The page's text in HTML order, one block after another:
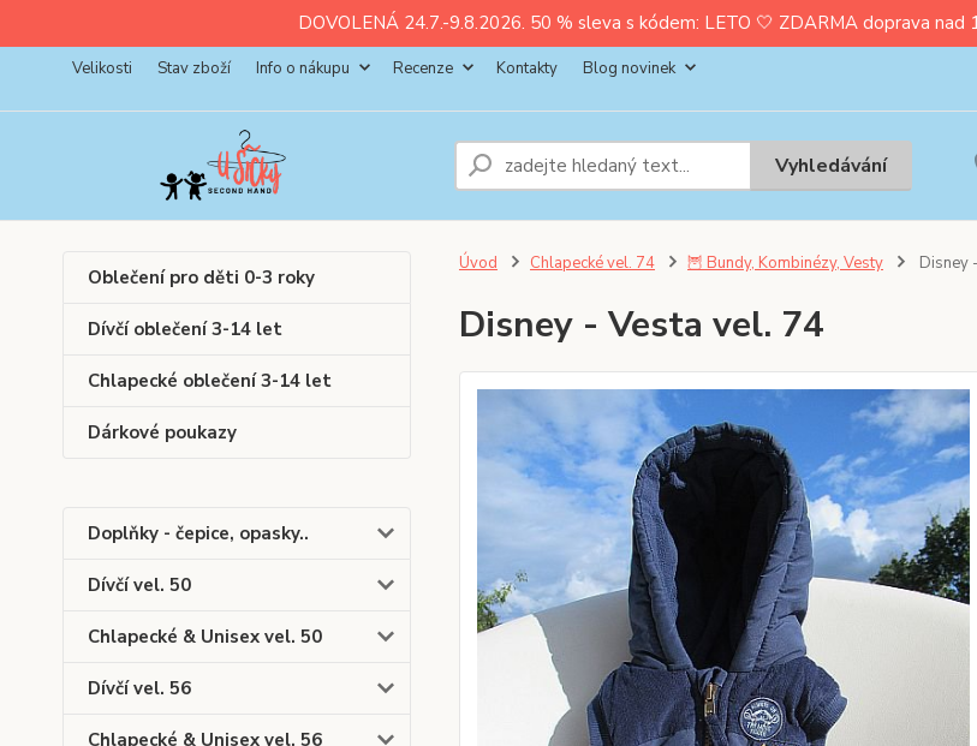
DOVOLENÁ 24.7.-9.8.2026. 50 % sleva s kódem: LETO 🤍 ZDARMA doprava nad
Velikosti Stav zboží Info o nákupu Recenze Kontakty Blog novinek
Vyhledávání
Oblečení pro děti 0-3 roky
Dívčí oblečení 3-14 let
Chlapecké oblečení 3-14 let
Dárkové poukazy
Doplňky - čepice, opasky..
Dívčí vel. 50
Chlapecké & Unisex vel. 50
Dívčí vel. 56
Chlapecké & Unisex vel. 56
Úvod Chlapecké vel. 74 🦉 Bundy, Kombinézy, Vesty Disney
Disney - Vesta vel. 74